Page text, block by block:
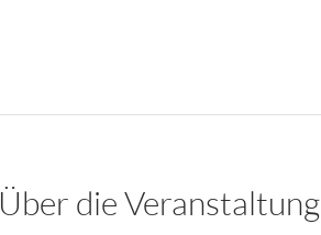
Über die Veranstaltung